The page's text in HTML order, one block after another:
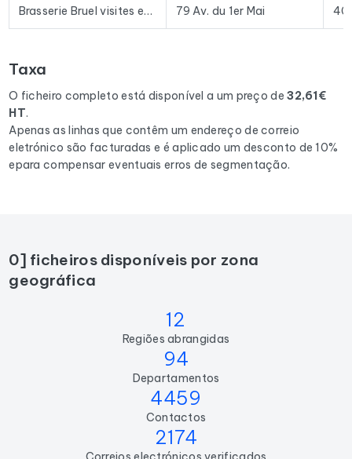
prospeção e plataformas de e-mail existentes no mercado.
Brasserie, Microbrasserie.
Brasserie Bruel visites et dégustations uniquement sur rendez vous 79 Av. du 1er Mai
Taxa
O ficheiro completo está disponível a um preço de32,61€
HT.
Apenas as linhas que contêm um endereço de correio
eletrónico são facturadas e é aplicado um desconto de 10%
epara compensar eventuais erros de segmentação.
0] ficheiros disponíveis por zona
geográfica
12
Regiões abrangidas
94
Departamentos
4459
Contactos
2174